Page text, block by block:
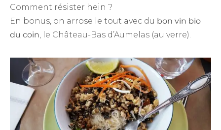
Comment résister hein ?
En bonus, on arrose le tout avec du bon vin bio
du coin, le Château-Bas d’Aumelas (au verre).